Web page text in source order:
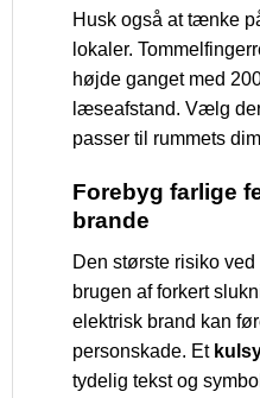
Husk også at tænke
lokaler.
højde ganget med
læseafstand. Vælg
passer til rummets
Forebyg farlige
brande
Den største risiko
brugen af forkert
elektrisk brand kan
personskade. Et
tydelig tekst og